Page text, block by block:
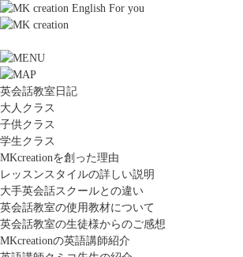
英会話教室日記
大人クラス
子供クラス
学生クラス
MKcreationを創った理由
レッスンスタイルの詳しい説明
大手英会話スクールとの違い
英会話教室の使用教材について
英会話教室の生徒様からのご感想
MKcreationの英語講師紹介